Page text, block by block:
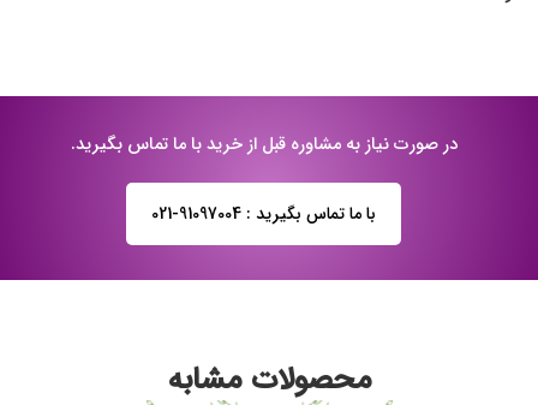
در صورت نیاز به مشاوره قبل از خرید با ما تماس بگیرید.
با ما تماس بگیرید : 91097004-021
محصولات مشابه